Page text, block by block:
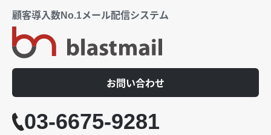
顧客導入数No.1メール配信システム
お問い合わせ
03-6675-9281